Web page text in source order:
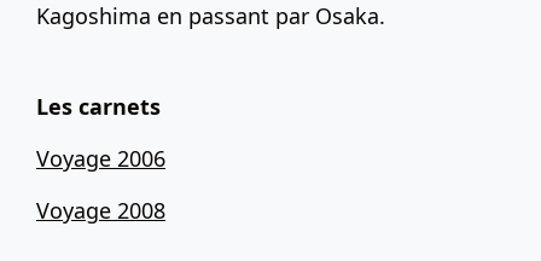
Kagoshima en passant par Osaka.
Les carnets
Voyage 2006
Voyage 2008